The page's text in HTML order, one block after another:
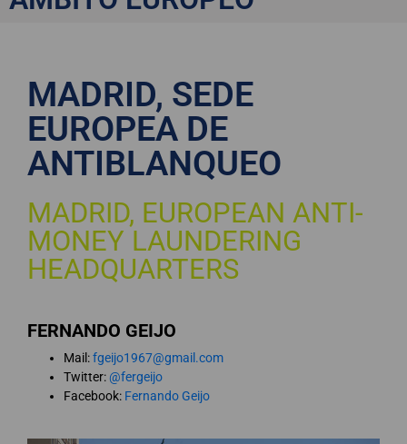
MADRID, SEDE
EUROPEA DE
ANTIBLANQUEO
MADRID, EUROPEAN ANTI-
MONEY LAUNDERING
HEADQUARTERS
FERNANDO GEIJO
Mail:fgeijo1967@gmail.com
Twitter:@fergeijo
Facebook: Fernando Geijo